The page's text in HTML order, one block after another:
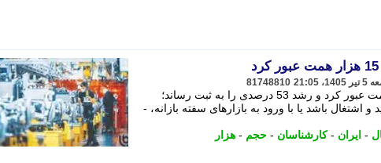
81748810
حجم نقدینگی ایران از مرز 15 هزار همت عبور کرد و رشد 53 درصدی را به ثبت رساند؛
اشتغال باشد یا با ورود به بازارهای سفته بازانه، -
- ایران -کارشناسان - حجم - هزار